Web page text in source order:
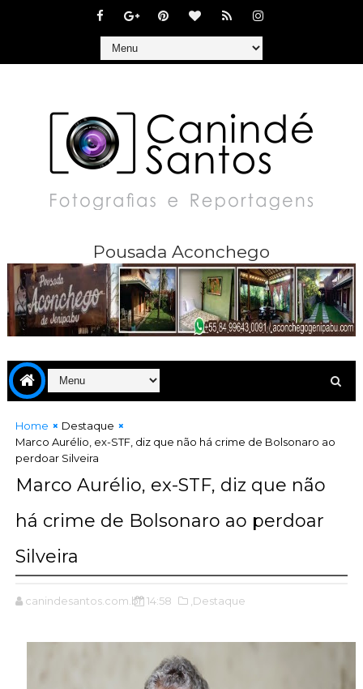
Pousada Aconchego
Home
Destaque
Marco Aurélio, ex-STF, diz que não há crime de Bolsonaro ao
perdoar Silveira
Marco Aurélio, ex-STF, diz que não
há crime de Bolsonaro ao perdoar
Silveira
canindesantos.com.br 14:58 ,Destaque